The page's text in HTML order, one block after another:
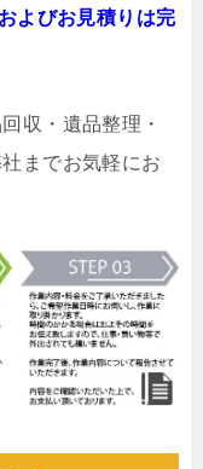
よびお見積りは完
収・遺品整理・
までお気軽にお